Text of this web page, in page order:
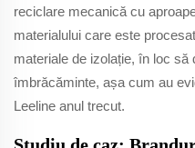
reciclare mecanică cu
materialului care este
materiale de izolație, în loc să
îmbrăcăminte, așa cum au
Leeline anul trecut.